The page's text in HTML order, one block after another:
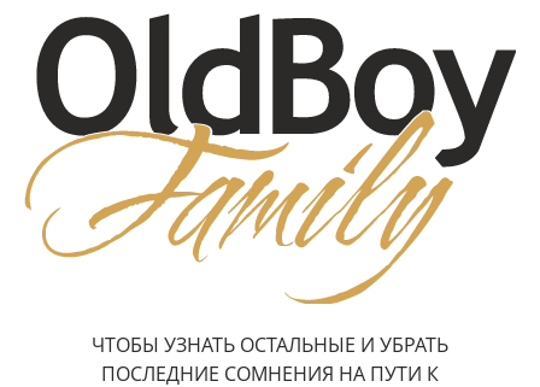
ЧТОБЫ УЗНАТЬ ОСТАЛЬНЫЕ И УБРАТЬ
ПОСЛЕДНИЕ СОМНЕНИЯ НА ПУТИ К